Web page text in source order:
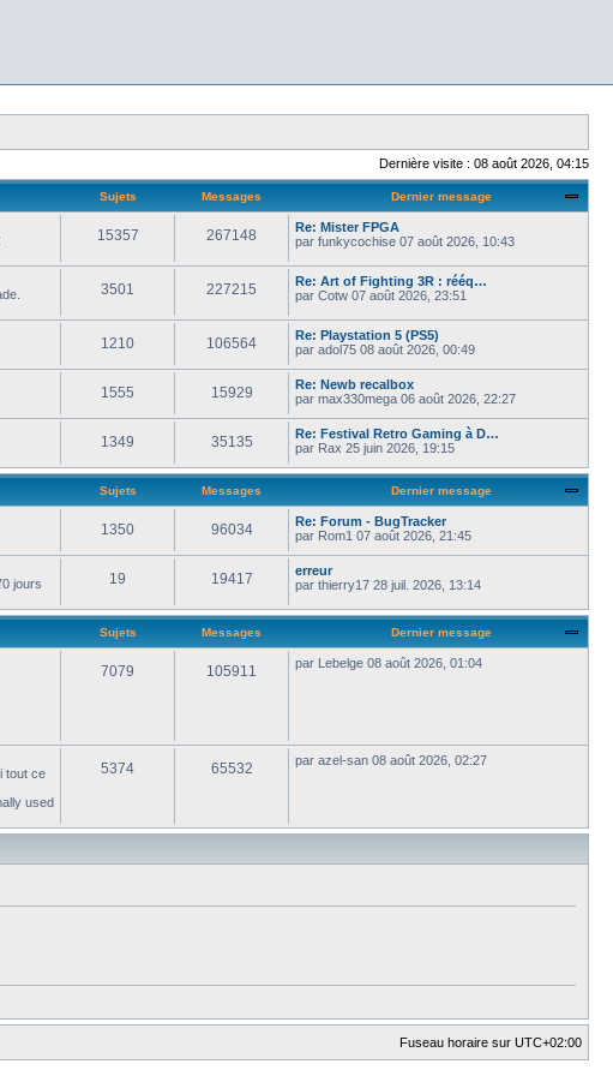
Dernière visite : 08 août 2026, 04:15
Sujets Messages Dernier message
15357 267148
Re: Mister FPGA
par funkycochise 07 août 2026, 10:43
3501 227215
Re: Art of Fighting 3R : rééq…
par Cotw 07 août 2026, 23:51
1210 106564
Re: Playstation 5 (PS5)
par adol75 08 août 2026, 00:49
1555 15929
Re: Newb recalbox
par max330mega 06 août 2026, 22:27
1349 35135
Re: Festival Retro Gaming à D…
par Rax 25 juin 2026, 19:15
Sujets Messages Dernier message
1350 96034
Re: Forum - BugTracker
par Rom1 07 août 2026, 21:45
jours
19 19417
erreur
par thierry17 28 juil. 2026, 13:14
Sujets Messages Dernier message
7079 105911 par Lebelge 08 août 2026, 01:04
tout ce
used
5374 65532 par azel-san 08 août 2026, 02:27
Fuseau horaire sur UTC+02:00